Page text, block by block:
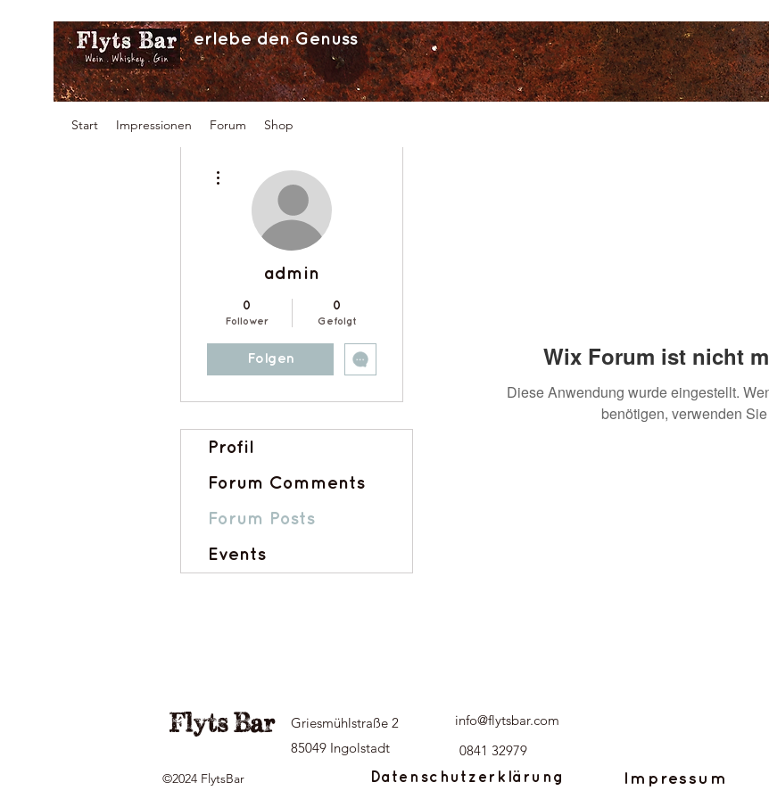
erlebe den Genuss
Start Impressionen Forum Shop
Wix Forum ist nicht
Diese Anwendung wurde eingestellt.
benötigen, verwenden
admin
0
Follower
0
Gefolgt
Folgen
Profil
Forum Comments
Forum Posts
Events
Flyts Bar
Griesmühlstraße 2
85049 Ingolstadt
info@flytsbar.com
0841 32979
©2024 FlytsBar Datenschutzerklärung Impressum